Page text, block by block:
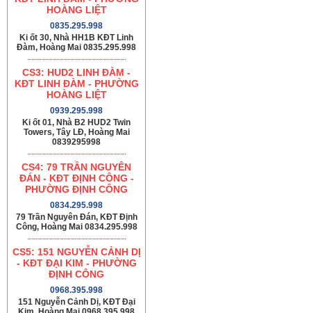
HOÀNG LIỆT
0835.295.998
Ki ốt 30, Nhà HH1B KĐT Linh
Đàm, Hoàng Mai 0835.295.998
CS3: HUD2 LINH ĐÀM -
KĐT LINH ĐÀM - PHƯỜNG
HOÀNG LIỆT
0939.295.998
Ki ốt 01, Nhà B2 HUD2 Twin
Towers, Tây LĐ, Hoàng Mai
0839295998
CS4: 79 TRẦN NGUYÊN
ĐÁN - KĐT ĐỊNH CÔNG -
PHƯỜNG ĐỊNH CÔNG
0834.295.998
79 Trần Nguyên Đán, KĐT Định
Công, Hoàng Mai 0834.295.998
CS5: 151 NGUYỄN CẢNH DỊ
- KĐT ĐẠI KIM - PHƯỜNG
ĐỊNH CÔNG
0968.395.998
151 Nguyễn Cảnh Dị, KĐT Đại